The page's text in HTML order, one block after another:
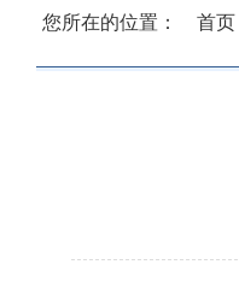
您所在的位置： 首页